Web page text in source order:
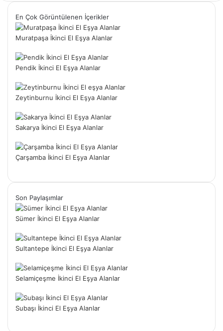
En Çok Görüntülenen İçerikler
Muratpaşa İkinci El Eşya Alanlar
Pendik İkinci El Eşya Alanlar
Zeytinburnu İkinci El Eşya Alanlar
Sakarya İkinci El Eşya Alanlar
Çarşamba İkinci El Eşya Alanlar
Son Paylaşımlar
Sümer İkinci El Eşya Alanlar
Sultantepe İkinci El Eşya Alanlar
Selamiçeşme İkinci El Eşya Alanlar
Subaşı İkinci El Eşya Alanlar